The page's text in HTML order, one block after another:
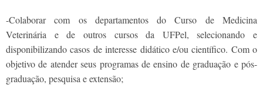
-Colaborar com os departamentos do Curso de Medicina
Veterinária e de outros cursos da UFPel, selecionando e
disponibilizando casos de interesse didático e/ou científico. Com o
objetivo de atender seus programas de ensino de graduação e pós-
graduação, pesquisa e extensão;